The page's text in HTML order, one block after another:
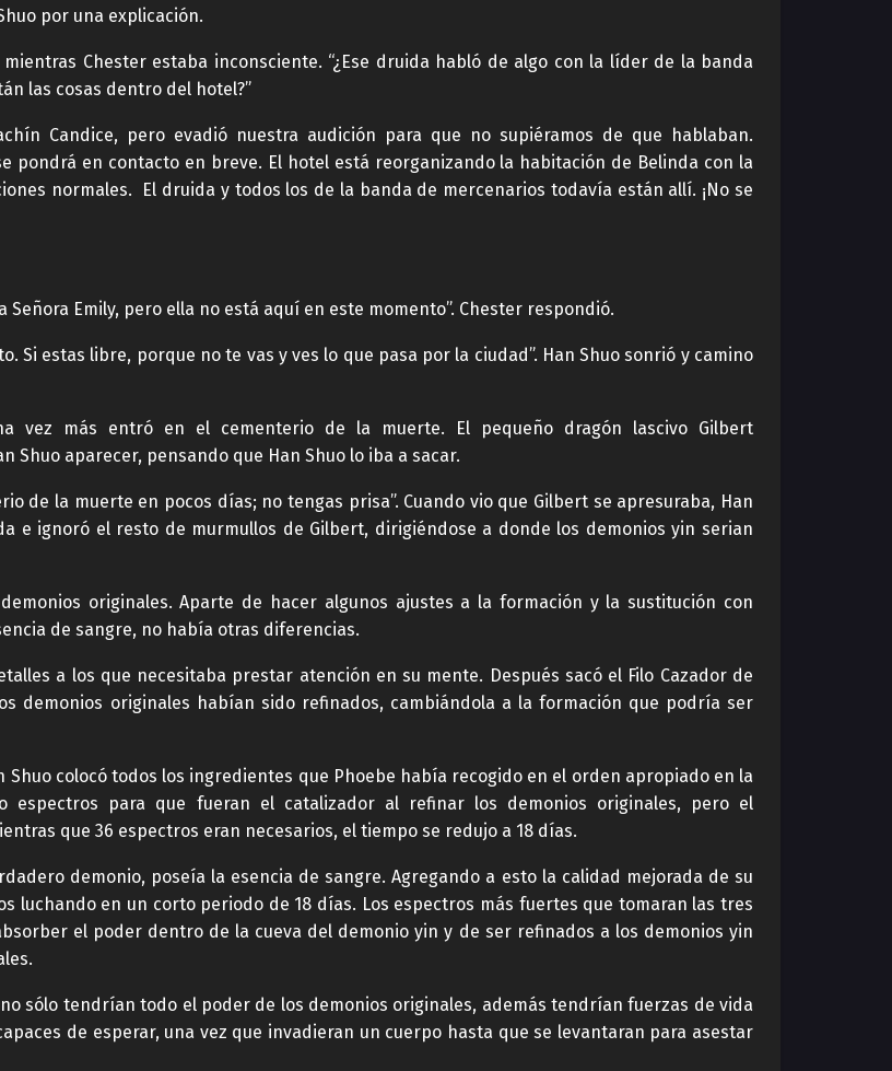
por una explicación.
Chester estaba inconsciente. “¿Ese druida habló de algo con la líder de la banda
las cosas dentro del hotel?”
Candice, pero evadió nuestra audición para que no supiéramos de que hablaban.
pondrá en contacto en breve. El hotel está reorganizando la habitación de Belinda con la
normales. El druida y todos los de la banda de mercenarios todavía están allí. ¡No se
Emily, pero ella no está aquí en este momento”. Chester respondió.
Si estas libre, porque no te vas y ves lo que pasa por la ciudad”. Han Shuo sonrió y camino
vez más entró en el cementerio de la muerte. El pequeño dragón lascivo Gilbert
Shuo aparecer, pensando que Han Shuo lo iba a sacar.
de la muerte en pocos días; no tengas prisa”. Cuando vio que Gilbert se apresuraba, Han
e ignoró el resto de murmullos de Gilbert, dirigiéndose a donde los demonios yin serian
originales. Aparte de hacer algunos ajustes a la formación y la sustitución con
de sangre, no había otras diferencias.
a los que necesitaba prestar atención en su mente. Después sacó el Filo Cazador de
demonios originales habían sido refinados, cambiándola a la formación que podría ser
Shuo colocó todos los ingredientes que Phoebe había recogido en el orden apropiado en la
espectros para que fueran el catalizador al refinar los demonios originales, pero el
que 36 espectros eran necesarios, el tiempo se redujo a 18 días.
demonio, poseía la esencia de sangre. Agregando a esto la calidad mejorada de su
luchando en un corto periodo de 18 días. Los espectros más fuertes que tomaran las tres
el poder dentro de la cueva del demonio yin y de ser refinados a los demonios yin
sólo tendrían todo el poder de los demonios originales, además tendrían fuerzas de vida
de esperar, una vez que invadieran un cuerpo hasta que se levantaran para asestar